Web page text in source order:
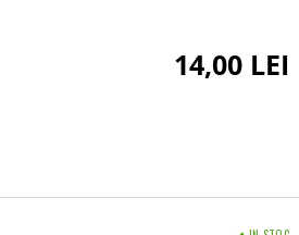
14,00 LEI